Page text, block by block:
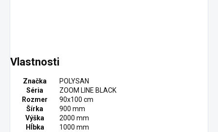
Vlastnosti
Značka
POLYSAN
Séria
ZOOM LINE BLACK
Rozmer
90x100 cm
Šírka
900 mm
Výška
2000 mm
Hĺbka
1000 mm